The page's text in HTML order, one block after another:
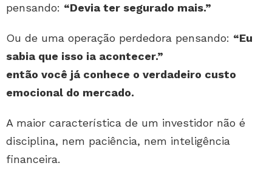
pensando: “Devia ter segurado mais.”
Ou de uma operação perdedora pensando: “Eu
sabia que isso ia acontecer.”
então você já conhece o verdadeiro custo
emocional do mercado.
A maior característica de um investidor não é
disciplina, nem paciência, nem inteligência
financeira.